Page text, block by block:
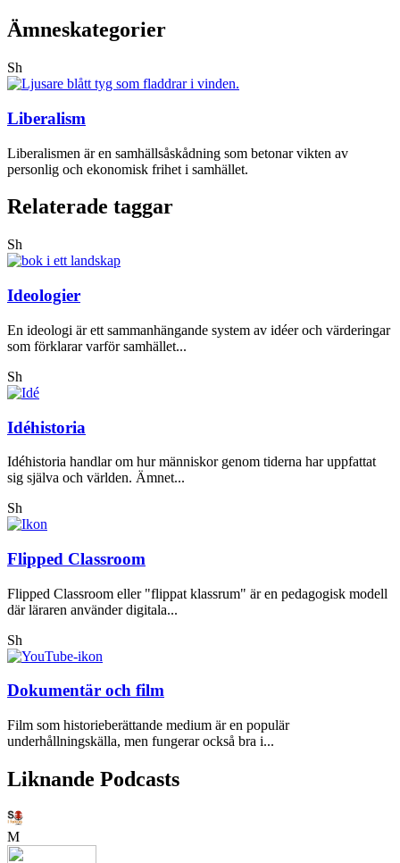
Ämneskategorier
Sh
Liberalism
Liberalismen är en samhällsåskådning som betonar vikten av
personlig och ekonomisk frihet i samhället.
Relaterade taggar
Sh
Ideologier
En ideologi är ett sammanhängande system av idéer och värderingar
som förklarar varför samhället...
Sh
Idéhistoria
Idéhistoria handlar om hur människor genom tiderna har uppfattat
sig själva och världen. Ämnet...
Sh
Flipped Classroom
Flipped Classroom eller "flippat klassrum" är en pedagogisk modell
där läraren använder digitala...
Sh
Dokumentär och film
Film som historieberättande medium är en populär
underhållningskälla, men fungerar också bra i...
Liknande Podcasts
M